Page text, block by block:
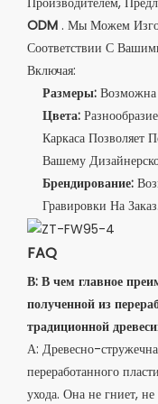
ODM . Мы Можем
Соответствии С
Включая:
Размеры:Возможна
Цвета:
Каркаса Позволяет
Вашему
Брендирование:
Гравировки На Заказ.
FAQ
В: В чем главное
полученной из
традиционной
А: Древесно-
переработанного
ухода. Она не гниет, не